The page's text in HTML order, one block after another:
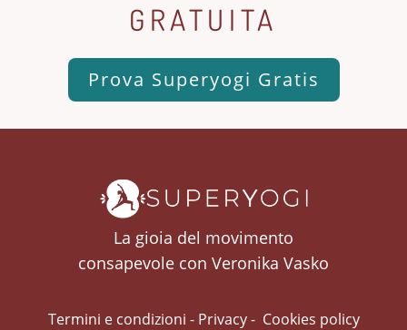
GRATUITA
Prova Superyogi Gratis
La gioia del movimento
consapevole con Veronika Vasko
Termini e condizioni - Privacy- Cookies policy